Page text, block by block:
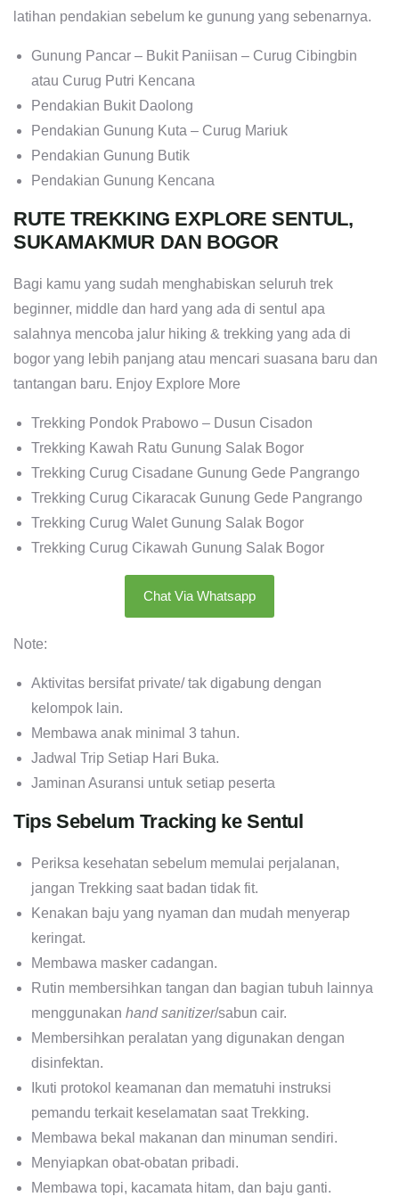
latihan pendakian sebelum ke gunung yang sebenarnya.
Gunung Pancar – Bukit Paniisan – Curug Cibingbin
atau Curug Putri Kencana
Pendakian Bukit Daolong
Pendakian Gunung Kuta – Curug Mariuk
Pendakian Gunung Butik
Pendakian Gunung Kencana
RUTE TREKKING EXPLORE SENTUL,
SUKAMAKMUR DAN BOGOR
Bagi kamu yang sudah menghabiskan seluruh trek
beginner, middle dan hard yang ada di sentul apa
salahnya mencoba jalur hiking & trekking yang ada di
bogor yang lebih panjang atau mencari suasana baru dan
tantangan baru. Enjoy Explore More
Trekking Pondok Prabowo – Dusun Cisadon
Trekking Kawah Ratu Gunung Salak Bogor
Trekking Curug Cisadane Gunung Gede Pangrango
Trekking Curug Cikaracak Gunung Gede Pangrango
Trekking Curug Walet Gunung Salak Bogor
Trekking Curug Cikawah Gunung Salak Bogor
Chat Via Whatsapp
Note:
Aktivitas bersifat private/ tak digabung dengan
kelompok lain.
Membawa anak minimal 3 tahun.
Jadwal Trip Setiap Hari Buka.
Jaminan Asuransi untuk setiap peserta
Tips Sebelum Tracking ke Sentul
Periksa kesehatan sebelum memulai perjalanan,
jangan Trekking saat badan tidak fit.
Kenakan baju yang nyaman dan mudah menyerap
keringat.
Membawa masker cadangan.
Rutin membersihkan tangan dan bagian tubuh lainnya
menggunakan hand sanitizer/sabun cair.
Membersihkan peralatan yang digunakan dengan
disinfektan.
Ikuti protokol keamanan dan mematuhi instruksi
pemandu terkait keselamatan saat Trekking.
Membawa bekal makanan dan minuman sendiri.
Menyiapkan obat-obatan pribadi.
Membawa topi, kacamata hitam, dan baju ganti.